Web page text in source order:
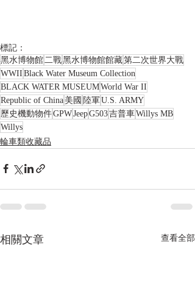
標記：
黑水博物館 二戰黑水博物館館藏第二次世界大戰
WWII Black Water Museum Collection
BLACK WATER MUSEUMWorld War II
Republic of China 美國 陸軍U.S. ARMY
歷史機動物件GPWJeepG503吉普車Willys MB
Willys
輪車類收藏品
相關文章 查看全部